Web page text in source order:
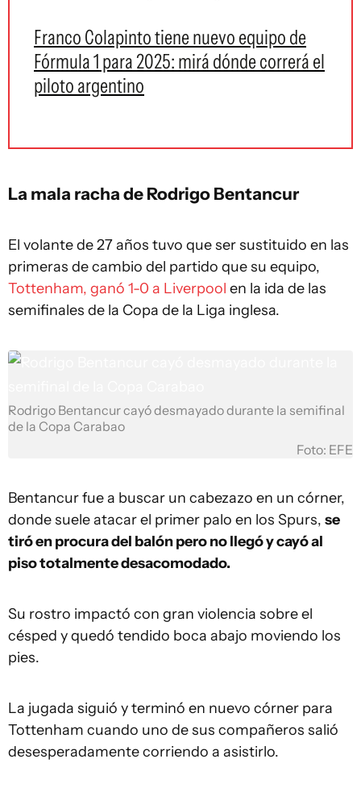
Franco Colapinto tiene nuevo equipo de
Fórmula 1 para 2025: mirá dónde correrá el
piloto argentino
La mala racha de Rodrigo Bentancur
El volante de 27 años tuvo que ser sustituido en las
primeras de cambio del partido que su equipo,
Tottenham, ganó 1-0 a Liverpool en la ida de las
semifinales de la Copa de la Liga inglesa.
Rodrigo Bentancur cayó desmayado durante la semifinal
de la Copa Carabao
Foto: EFE
Bentancur fue a buscar un cabezazo en un córner,
donde suele atacar el primer palo en los Spurs, se
tiró en procura del balón pero no llegó y cayó al
piso totalmente desacomodado.
Su rostro impactó con gran violencia sobre el
césped y quedó tendido boca abajo moviendo los
pies.
La jugada siguió y terminó en nuevo córner para
Tottenham cuando uno de sus compañeros salió
desesperadamente corriendo a asistirlo.